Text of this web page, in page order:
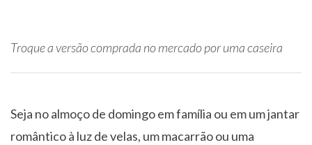
Troque a versão comprada no mercado por uma caseira
Seja no almoço de domingo em família ou em um jantar
romântico à luz de velas, um macarrão ou uma